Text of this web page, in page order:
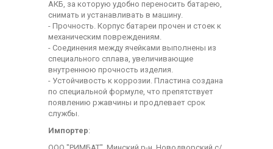
АКБ, за которую удобно переносить батарею,
снимать и устанавливать в машину.
- Прочность. Корпус батареи прочен и стоек к
механическим повреждениям.
- Соединения между ячейками выполнены из
специального сплава, увеличивающие
внутреннюю прочность изделия.
- Устойчивость к коррозии. Пластина создана
по специальной формуле, что препятствует
появлению ржавчины и продлевает срок
службы.
Импортер: